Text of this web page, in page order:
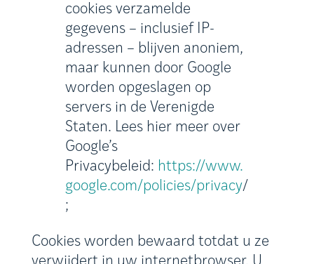
cookies verzamelde
gegevens – inclusief IP-
adressen – blijven anoniem,
maar kunnen door Google
worden opgeslagen op
servers in de Verenigde
Staten. Lees hier meer over
Google’s
Privacybeleid: https://www.
google.com/policies/privacy/
;
Cookies worden bewaard totdat u ze